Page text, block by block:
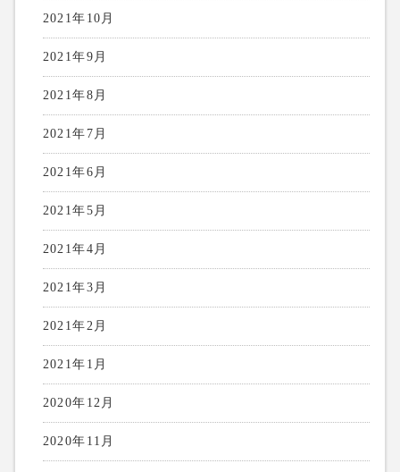
2021年10月
2021年9月
2021年8月
2021年7月
2021年6月
2021年5月
2021年4月
2021年3月
2021年2月
2021年1月
2020年12月
2020年11月